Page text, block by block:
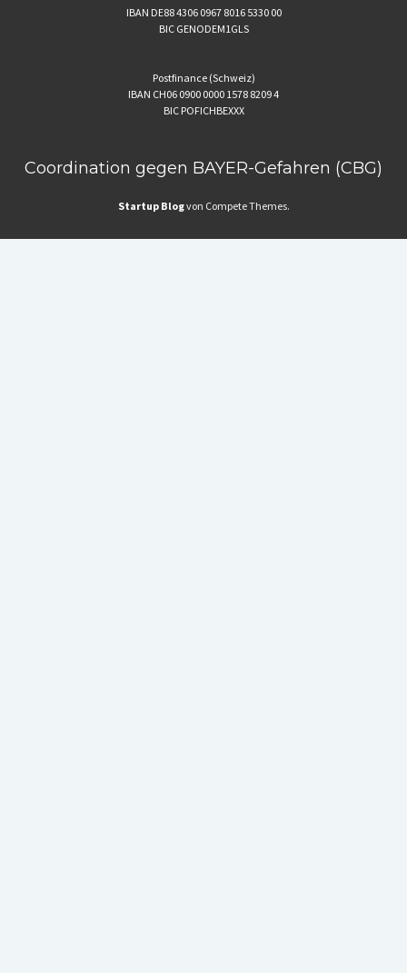
IBAN DE88 4306 0967 8016 5330 00
BIC GENODEM1GLS
Postfinance (Schweiz)
IBAN CH06 0900 0000 1578 8209 4
BIC POFICHBEXXX
Coordination gegen BAYER-Gefahren (CBG)
Startup Blogvon Compete Themes.